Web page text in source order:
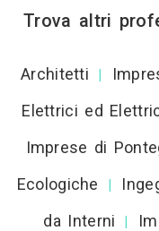
Trova altri
Architetti |
Elettrici ed
Imprese di
Ecologiche
|
da Interni
|